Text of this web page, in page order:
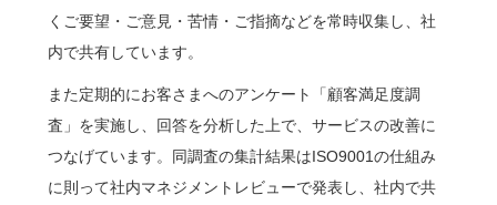
くご要望・ご意見・苦情・ご指摘などを常時収集し、社
内で共有しています。
また定期的にお客さまへのアンケート「顧客満足度調
査」を実施し、回答を分析した上で、サービスの改善に
つなげています。同調査の集計結果はISO9001の仕組み
に則って社内マネジメントレビューで発表し、社内で共